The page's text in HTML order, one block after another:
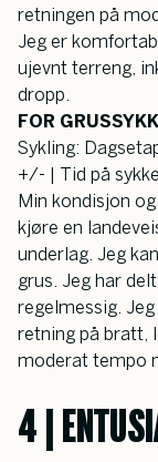
retningen på
Jeg er
ujevnt terreng,
dropp.
FOR
Sykling:
+/- | Tid på
Min kondisjon
kjøre en
underlag. Jeg
grus. Jeg har
regelmessig.
retning på bratt,
moderat tempo
4 |